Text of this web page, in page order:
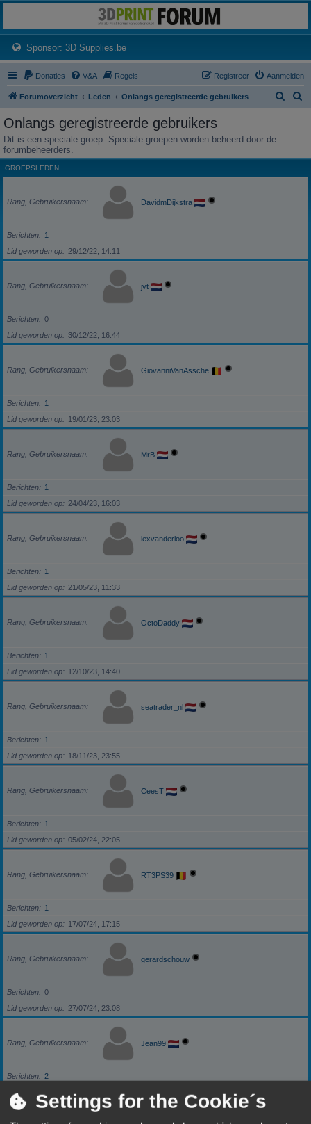
Het 3D print forum van de Benelux na de sluiting van 3dprintforum.nl
Sponsor: 3D Supplies.be(Opens a new tab)
Donaties V&A Regels Aanmelden
Registreer
Forumoverzicht Leden Onlangs geregistreerde gebruikers
Onlangs geregistreerde gebruikers
Dit is een speciale groep. Speciale groepen worden beheerd door de
forumbeheerders.
GROEPSLEDEN
Rang, Gebruikersnaam DavidmDijkstra
Berichten
1
Lid geworden op
29/12/22, 14:11
Rang, Gebruikersnaam jvt
Berichten
0
Lid geworden op
30/12/22, 16:44
Rang, Gebruikersnaam GiovanniVanAssche
Berichten
1
Lid geworden op
19/01/23, 23:03
Rang, Gebruikersnaam MrB
Berichten
1
Lid geworden op
24/04/23, 16:03
Rang, Gebruikersnaam lexvanderloo
Berichten
1
Lid geworden op
21/05/23, 11:33
Rang, Gebruikersnaam OctoDaddy
Berichten
1
Lid geworden op
12/10/23, 14:40
Rang, Gebruikersnaam seatrader_nl
Berichten
1
Lid geworden op
18/11/23, 23:55
Rang, Gebruikersnaam CeesT
Berichten
1
Lid geworden op
05/02/24, 22:05
Rang, Gebruikersnaam RT3PS39
Berichten
1
Lid geworden op
17/07/24, 17:15
Rang, Gebruikersnaam gerardschouw
Berichten
0
Lid geworden op
27/07/24, 23:08
Rang, Gebruikersnaam Jean99
Berichten
2
Lid geworden op
23/11/24, 21:12
Settings for the Cookie´s